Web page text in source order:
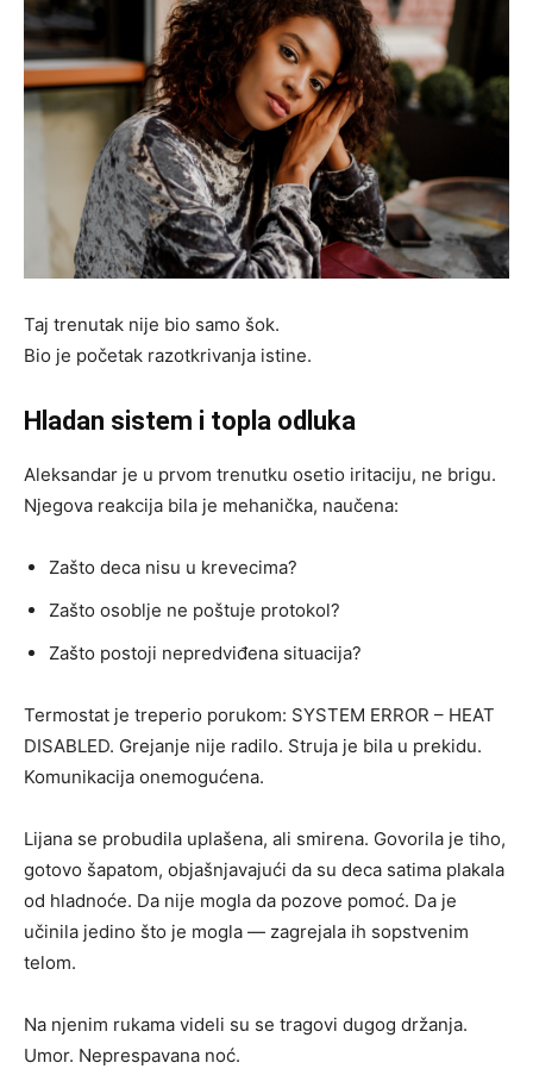
Taj trenutak nije bio samo šok.
Bio je početak razotkrivanja istine.
Hladan sistem i topla odluka
Aleksandar je u prvom trenutku osetio iritaciju, ne brigu.
Njegova reakcija bila je mehanička, naučena:
Zašto deca nisu u krevecima?
Zašto osoblje ne poštuje protokol?
Zašto postoji nepredviđena situacija?
Termostat je treperio porukom: SYSTEM ERROR – HEAT
DISABLED. Grejanje nije radilo. Struja je bila u prekidu.
Komunikacija onemogućena.
Lijana se probudila uplašena, ali smirena. Govorila je tiho,
gotovo šapatom, objašnjavajući da su deca satima plakala
od hladnoće. Da nije mogla da pozove pomoć. Da je
učinila jedino što je mogla — zagrejala ih sopstvenim
telom.
Na njenim rukama videli su se tragovi dugog držanja.
Umor. Neprespavana noć.